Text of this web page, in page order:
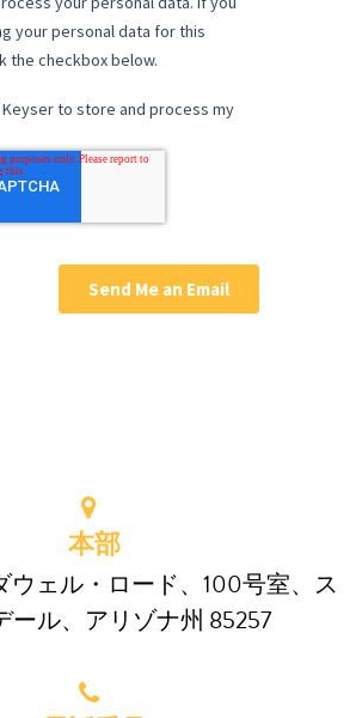
本部
ウェル・ロード、100号室、ス
ール、アリゾナ州 85257